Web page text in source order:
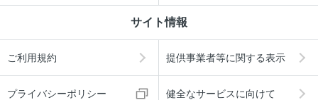
サイト情報
ご利用規約 提供事業者等に関する表示
プライバシーポリシー 健全なサービスに向けて